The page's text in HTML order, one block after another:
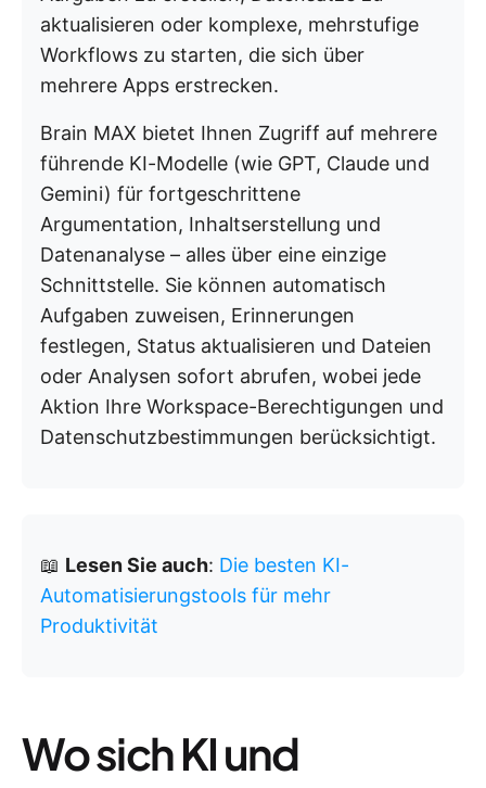
aktualisieren oder komplexe, mehrstufige
Workflows zu starten, die sich über
mehrere Apps erstrecken.
Brain MAX bietet Ihnen Zugriff auf mehrere
führende KI-Modelle (wie GPT, Claude und
Gemini) für fortgeschrittene
Argumentation, Inhaltserstellung und
Datenanalyse – alles über eine einzige
Schnittstelle. Sie können automatisch
Aufgaben zuweisen, Erinnerungen
festlegen, Status aktualisieren und Dateien
oder Analysen sofort abrufen, wobei jede
Aktion Ihre Workspace-Berechtigungen und
Datenschutzbestimmungen berücksichtigt.
📖 Lesen Sie auch: Die besten KI-
Automatisierungstools für mehr
Produktivität
Wo sich KI und